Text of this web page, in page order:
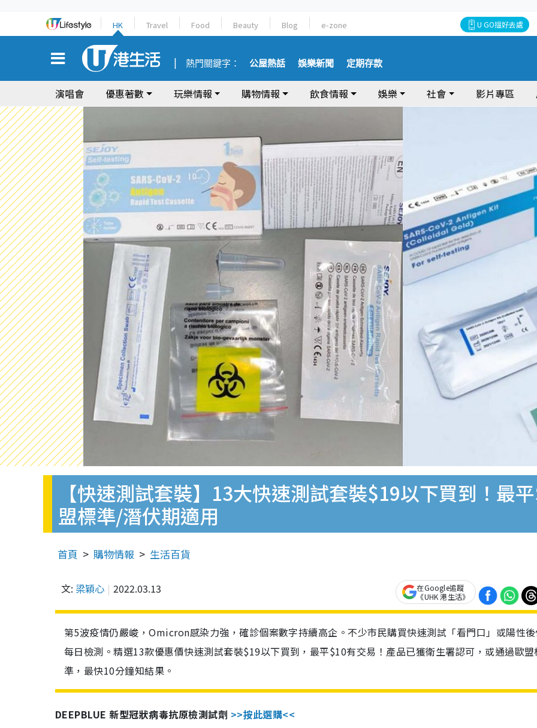
HK Travel Food Beauty Blog e-zone U GO搵好去處
熱門關鍵字： 公屋熱話 娛樂新聞 定期存款
演唱會 優惠著數 玩樂情報 購物情報 飲食情報 娛樂 社會 影片專區
【快速測試套裝】13大快速測試套裝$19以下買到！最
盟標準/潛伏期適用
首頁 購物情報 生活百貨
文: 梁穎心 2022.03.13
在Google追蹤
《UHK 港生活》
第5波疫情仍嚴峻，Omicron感染力強，確診個案數字持續高企。不少市民購買快速測試「看門口」或陽性
每日檢測。精選13款優惠價快速測試套裝$19以下買到，最平$10有交易！產品已獲衛生署認可，或通過歐盟
準，最快10分鐘知結果。
DEEPBLUE 新型冠狀病毒抗原檢測試劑 >>按此選購<<